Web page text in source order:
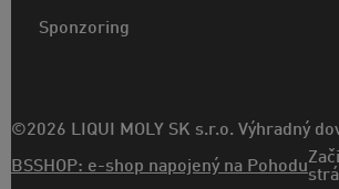
Sponzoring
©2026 LIQUI MOLY SK s.r.o. Výhradný
BSSHOP: e-shop napojený na Pohodu